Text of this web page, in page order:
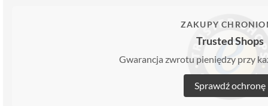
ZAKUPY
Trusted Shops
Gwarancja zwrotu pieniędzy przy
Sprawdź ochronę